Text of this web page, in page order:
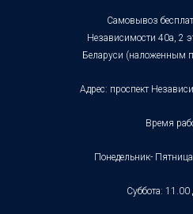
Самовывоз
Независимости 40а, 2
Беларуси (наложенным
Адрес: проспект
Время
Понедельник-
Суббота: 11.00